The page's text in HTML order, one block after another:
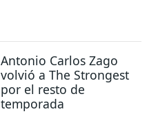
Antonio Carlos Zago
volvió a The Strongest
por el resto de
temporada